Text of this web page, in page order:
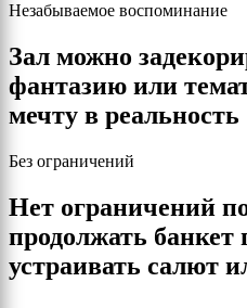
Незабываемое воспоминание
Зал можно
фантазию или
мечту в реальность
Без ограничений
Нет ограничений
продолжать банкет
устраивать салют